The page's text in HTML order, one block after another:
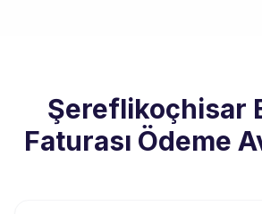
Şereflikoçhisar
Faturası Ödeme